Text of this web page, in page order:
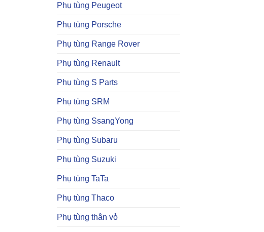
Phụ tùng Peugeot
Phụ tùng Porsche
Phụ tùng Range Rover
Phụ tùng Renault
Phụ tùng S Parts
Phụ tùng SRM
Phụ tùng SsangYong
Phụ tùng Subaru
Phụ tùng Suzuki
Phụ tùng TaTa
Phụ tùng Thaco
Phụ tùng thân vỏ